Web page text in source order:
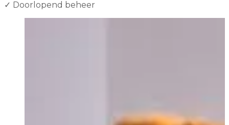
✓ Doorlopend beheer